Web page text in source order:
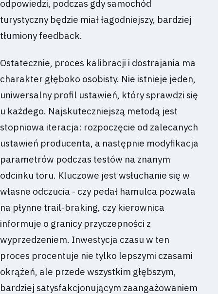
odpowiedzi, podczas gdy samochód
turystyczny będzie miał łagodniejszy, bardziej
tłumiony feedback.
Ostatecznie, proces kalibracji i dostrajania ma
charakter głęboko osobisty. Nie istnieje jeden,
uniwersalny profil ustawień, który sprawdzi się
u każdego. Najskuteczniejszą metodą jest
stopniowa iteracja: rozpoczęcie od zalecanych
ustawień producenta, a następnie modyfikacja
parametrów podczas testów na znanym
odcinku toru. Kluczowe jest wsłuchanie się w
własne odczucia - czy pedał hamulca pozwala
na płynne trail-braking, czy kierownica
informuje o granicy przyczepności z
wyprzedzeniem. Inwestycja czasu w ten
proces procentuje nie tylko lepszymi czasami
okrążeń, ale przede wszystkim głębszym,
bardziej satysfakcjonującym zaangażowaniem